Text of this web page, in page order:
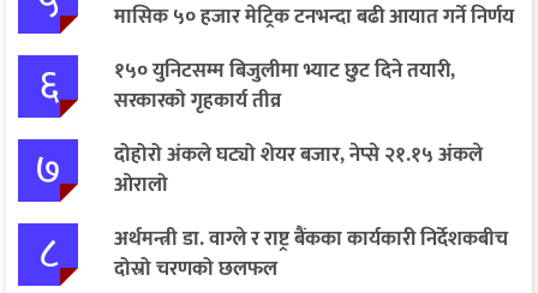
मासिक ५० हजार मेट्रिक टनभन्दा बढी आयात गर्ने निर्णय
६
१५० युनिटसम्म बिजुलीमा भ्याट छुट दिने तयारी,
सरकारको गृहकार्य तीव्र
७
दोहोरो अंकले घट्यो शेयर बजार, नेप्से २१.१५ अंकले
ओरालो
८
अर्थमन्त्री डा. वाग्ले र राष्ट्र बैंकका कार्यकारी निर्देशकबीच
दोस्रो चरणको छलफल